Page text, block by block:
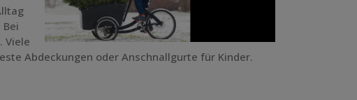
Viele
Abdeckungen oder Anschnallgurte für Kinder.